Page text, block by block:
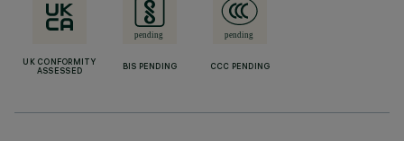
UK CONFORMITY
ASSESSED
BIS PENDING CCC PENDING